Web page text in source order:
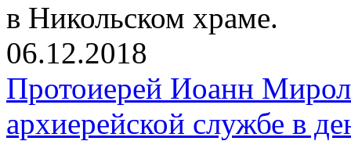
в Никольском храме.
06.12.2018
Протоиерей Иоанн
архиерейской службе в